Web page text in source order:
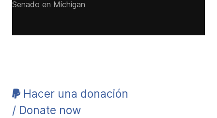
Senado ‌en Míchigan
Hacer una donación
/ Donate now